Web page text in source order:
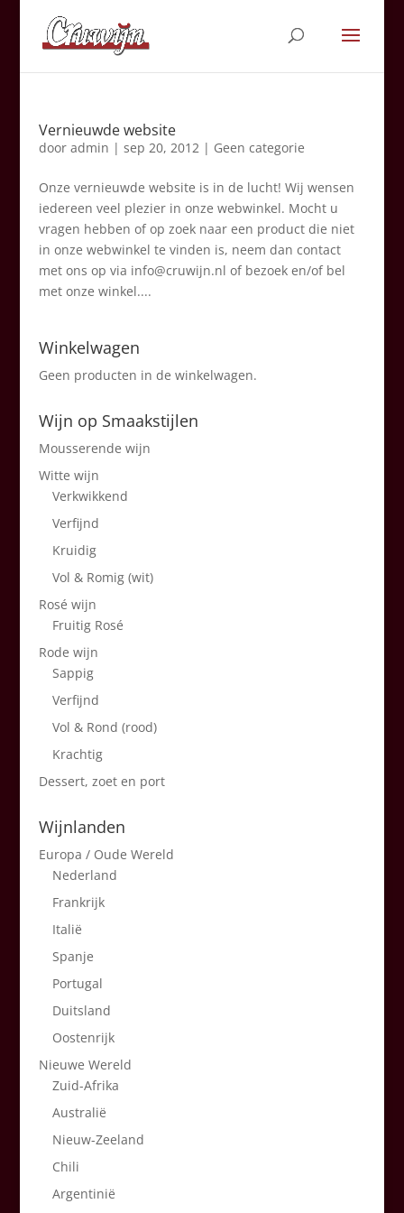
Vernieuwde website
door admin | sep 20, 2012| Geen categorie
Onze vernieuwde website is in de lucht! Wij wensen
iedereen veel plezier in onze webwinkel. Mocht u
vragen hebben of op zoek naar een product die niet
in onze webwinkel te vinden is, neem dan contact
met ons op via info@cruwijn.nl of bezoek en/of bel
met onze winkel....
Winkelwagen
Geen producten in de winkelwagen.
Wijn op Smaakstijlen
Mousserende wijn
Witte wijn
Verkwikkend
Verfijnd
Kruidig
Vol & Romig (wit)
Rosé wijn
Fruitig Rosé
Rode wijn
Sappig
Verfijnd
Vol & Rond (rood)
Krachtig
Dessert, zoet en port
Wijnlanden
Europa / Oude Wereld
Nederland
Frankrijk
Italië
Spanje
Portugal
Duitsland
Oostenrijk
Nieuwe Wereld
Zuid-Afrika
Australië
Nieuw-Zeeland
Chili
Argentinië